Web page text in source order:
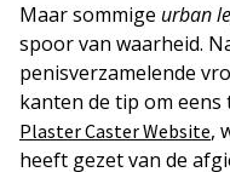
Maar sommige urban
spoor van waarheid.
penisverzamelende
kanten de tip om eens
Plaster Caster Website,
heeft gezet van de